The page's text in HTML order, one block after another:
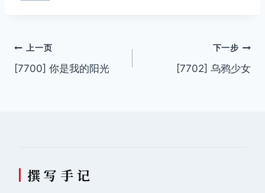
文
章
上一页
[7700] 你是我的阳光
下一步
[7702] 乌鸦少女
撰 写 手 记